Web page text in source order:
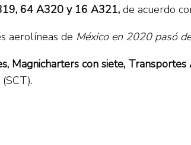
64 A320 y 16 A321, de acuerdo
aerolíneas de México en 2020 pasó
Magnicharters con siete,